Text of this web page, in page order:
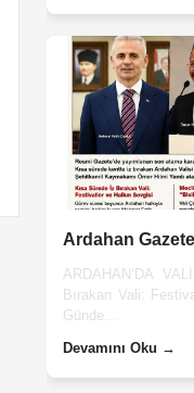
Ardahan
ARDAHAN’DA
Bırakan Vali:
Günde...
Devamını Oku →